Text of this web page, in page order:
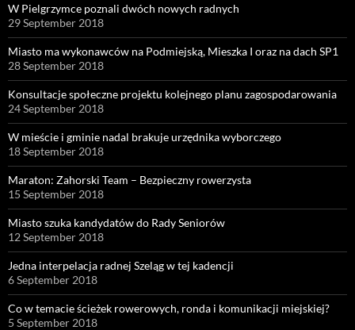
W Pielgrzymce poznali dwóch nowych radnych
29 September 2018
Miasto ma wykonawców na Podmiejską, Mieszka I oraz na dach SP1
28 September 2018
Konsultacje społeczne projektu kolejnego planu zagospodarowania
24 September 2018
W mieście i gminie nadal brakuje urzędnika wyborczego
18 September 2018
Maraton: Zahorski Team – Bezpieczny rowerzysta
15 September 2018
Miasto szuka kandydatów do Rady Seniorów
12 September 2018
Jedna interpelacja radnej Szeląg w tej kadencji
6 September 2018
Co w temacie ścieżek rowerowych, ronda i komunikacji miejskiej?
5 September 2018